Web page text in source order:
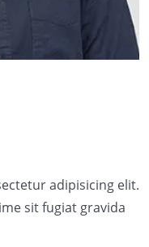
adipisicing elit.
sit fugiat gravida